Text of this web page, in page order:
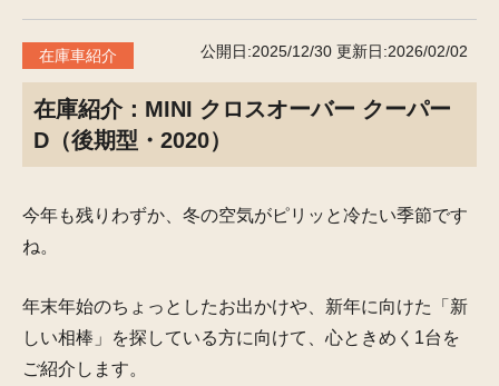
在庫車紹介 公開日:2025/12/30 更新日:2026/02/02
在庫紹介：MINI クロスオーバー クーパー
D（後期型・2020）
今年も残りわずか、冬の空気がピリッと冷たい季節です
ね。
年末年始のちょっとしたお出かけや、新年に向けた「新
しい相棒」を探している方に向けて、心ときめく1台を
ご紹介します。